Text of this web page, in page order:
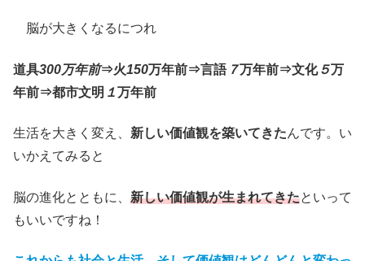
脳が大きくなるにつれ
道具300万年前⇒火150万年前⇒言語７万年前⇒文化５万
年前⇒都市文明 １万年前
生活を大きく変え、 新しい価値観を築いてきたんです。い
いかえてみると
脳の進化とともに、 新しい価値観が生まれてきたといって
もいいですね！